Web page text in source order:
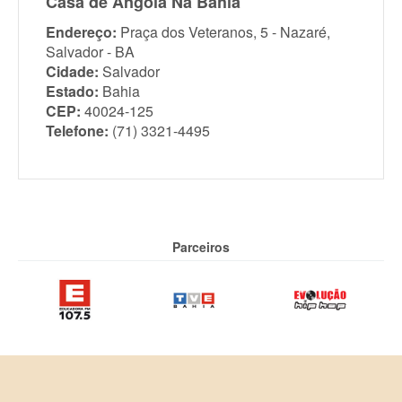
Endereço: Praça dos Veteranos, 5 - Nazaré,
Salvador - BA
Cidade: Salvador
Estado: Bahia
CEP: 40024-125
Telefone: (71) 3321-4495
Parceiros